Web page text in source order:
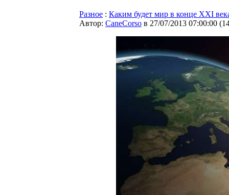
Разное : Каким будет мир в конце XXI
Автор: CaneCorso в 27/07/2013 07:00:00 (